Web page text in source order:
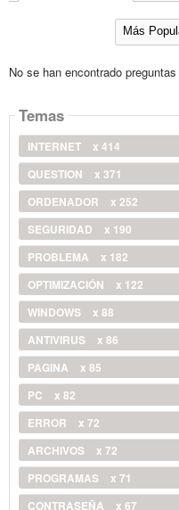
No se han encontrado preguntas
Temas
INTERNET
x 414
QUESTION
x 371
ORDENADOR
x 252
SEGURIDAD
x 190
PROBLEMA
x 182
OPTIMIZACIÓN
x 122
WINDOWS
x 88
ANTIVIRUS
x 86
PAGINA
x 85
PC
x 82
ERROR
x 72
ARCHIVOS
x 72
PROGRAMAS
x 71
CONTRASEÑA
x 67